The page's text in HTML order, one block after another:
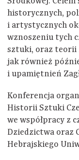
historycznych,
i artystycznych
wznoszeniu tych
sztuki, oraz teorii
jak również
i upamiętnień
Konferencja
Historii Sztuki
we współpracy z
Dziedzictwa oraz
Hebrajskiego